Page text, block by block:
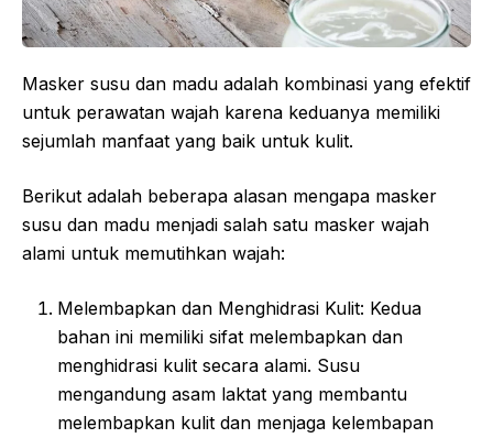
Masker susu dan madu adalah kombinasi yang efektif
untuk perawatan wajah karena keduanya memiliki
sejumlah manfaat yang baik untuk kulit.
Berikut adalah beberapa alasan mengapa masker
susu dan madu menjadi salah satu masker wajah
alami untuk memutihkan wajah:
Melembapkan dan Menghidrasi Kulit: Kedua
bahan ini memiliki sifat melembapkan dan
menghidrasi kulit secara alami. Susu
mengandung asam laktat yang membantu
melembapkan kulit dan menjaga kelembapan